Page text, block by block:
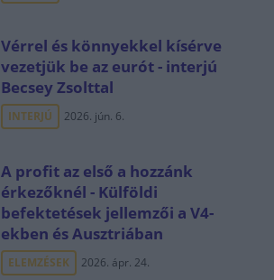
Vérrel és könnyekkel kísérve
vezetjük be az eurót - interjú
Becsey Zsolttal
INTERJÚ 2026. jún. 6.
A profit az első a hozzánk
érkezőknél - Külföldi
befektetések jellemzői a V4-
ekben és Ausztriában
ELEMZÉSEK 2026. ápr. 24.